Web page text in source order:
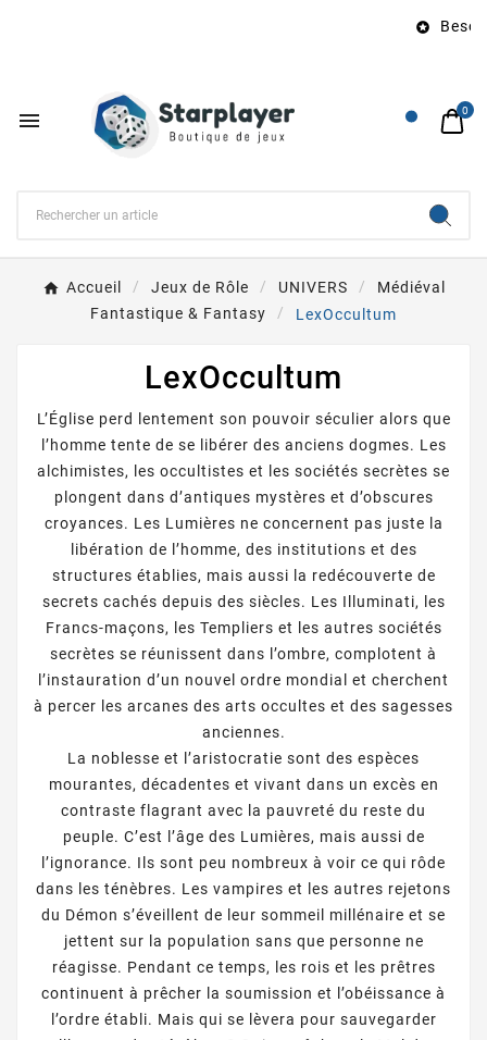

 0
Accueil Jeux de Rôle UNIVERS
Médiéval
Fantastique & Fantasy
LexOccultum
LexOccultum
L’Église perd lentement son pouvoir séculier alors que
l’homme tente de se libérer des anciens dogmes. Les
alchimistes, les occultistes et les sociétés secrètes se
plongent dans d’antiques mystères et d’obscures
croyances. Les Lumières ne concernent pas juste la
libération de l’homme, des institutions et des
structures établies, mais aussi la redécouverte de
secrets cachés depuis des siècles. Les Illuminati, les
Francs-maçons, les Templiers et les autres sociétés
secrètes se réunissent dans l’ombre, complotent à
l’instauration d’un nouvel ordre mondial et cherchent
à percer les arcanes des arts occultes et des sagesses
anciennes.
La noblesse et l’aristocratie sont des espèces
mourantes, décadentes et vivant dans un excès en
contraste flagrant avec la pauvreté du reste du
peuple. C’est l’âge des Lumières, mais aussi de
l’ignorance. Ils sont peu nombreux à voir ce qui rôde
dans les ténèbres. Les vampires et les autres rejetons
du Démon s’éveillent de leur sommeil millénaire et se
jettent sur la population sans que personne ne
réagisse. Pendant ce temps, les rois et les prêtres
continuent à prêcher la soumission et l’obéissance à
l’ordre établi. Mais qui se lèvera pour sauvegarder